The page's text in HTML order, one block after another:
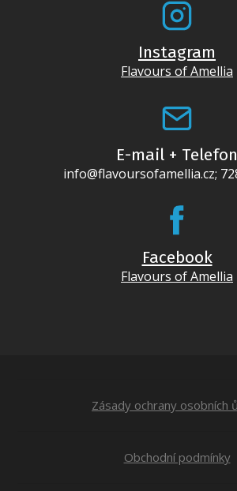
Instagram
Flavours of Amellia
E-mail + Telefon
info@flavoursofamellia.cz;
Facebook
Flavours of Amellia
Zásady ochrany osobních
Obchodní podmínky